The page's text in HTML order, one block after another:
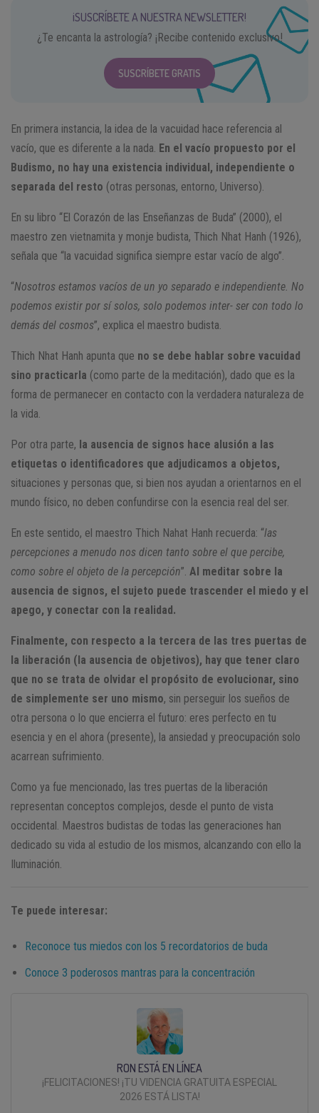
¡SUSCRÍBETE A NUESTRA NEWSLETTER!
¿Te encanta la astrología? ¡Recibe contenido exclusivo!
SUSCRÍBETE GRATIS
En primera instancia, la idea de la vacuidad hace referencia al
vacío, que es diferente a la nada. En el vacío propuesto por el
Budismo, no hay una existencia individual, independiente o
separada del resto (otras personas, entorno, Universo).
En su libro “El Corazón de las Enseñanzas de Buda” (2000), el
maestro zen vietnamita y monje budista, Thich Nhat Hanh (1926),
señala que “la vacuidad significa siempre estar vacío de algo”.
“Nosotros estamos vacíos de un yo separado e independiente. No
podemos existir por sí solos, solo podemos inter- ser con todo lo
demás del cosmos”, explica el maestro budista.
Thich Nhat Hanh apunta que no se debe hablar sobre vacuidad
sino practicarla (como parte de la meditación), dado que es la
forma de permanecer en contacto con la verdadera naturaleza de
la vida.
Por otra parte, la ausencia de signos hace alusión a las
etiquetas o identificadores que adjudicamos a objetos,
situaciones y personas que, si bien nos ayudan a orientarnos en el
mundo físico, no deben confundirse con la esencia real del ser.
En este sentido, el maestro Thich Nahat Hanh recuerda: “las
percepciones a menudo nos dicen tanto sobre el que percibe,
como sobre el objeto de la percepción”. Al meditar sobre la
ausencia de signos, el sujeto puede trascender el miedo y el
apego, y conectar con la realidad.
Finalmente, con respecto a la tercera de las tres puertas de
la liberación (la ausencia de objetivos), hay que tener claro
que no se trata de olvidar el propósito de evolucionar, sino
de simplemente ser uno mismo, sin perseguir los sueños de
otra persona o lo que encierra el futuro: eres perfecto en tu
esencia y en el ahora (presente), la ansiedad y preocupación solo
acarrean sufrimiento.
Como ya fue mencionado, las tres puertas de la liberación
representan conceptos complejos, desde el punto de vista
occidental. Maestros budistas de todas las generaciones han
dedicado su vida al estudio de los mismos, alcanzando con ello la
Iluminación.
Te puede interesar:
Reconoce tus miedos con los 5 recordatorios de buda
Conoce 3 poderosos mantras para la concentración
RON ESTÁ EN LÍNEA
¡FELICITACIONES! ¡TU VIDENCIA GRATUITA ESPECIAL
2026 ESTÁ LISTA!